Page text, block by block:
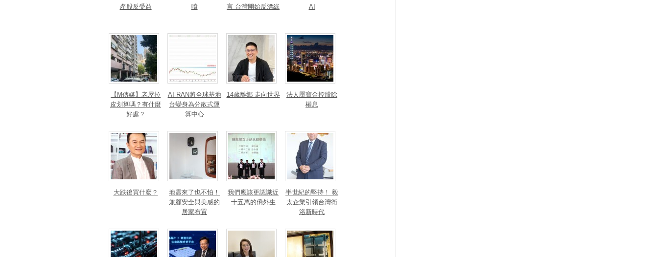
產股反受益
噴
言 台灣開始反漂綠
AI
【M傳媒】老屋拉
皮划算嗎？有什麼
好處？
AI-RAN將全球基地
台變身為分散式運
算中心
14歲離鄉 走向世界
法人壓寶金控股除
權息
大跌後買什麼？
地震來了也不怕！
兼顧安全與美感的
居家布置
我們應該更認識近
十五萬的僑外生
半世紀的堅持！ 毅
太企業引領台灣衛
浴新時代